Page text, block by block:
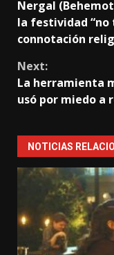
Reading
Nergal
la festividad
connotación
Next:
La herramienta
usó por miedo a
NOTICIAS